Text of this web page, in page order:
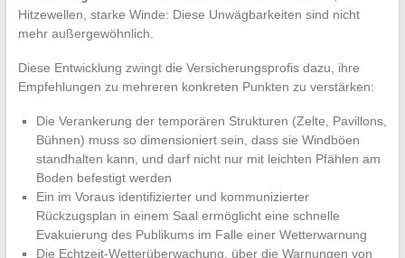
Hitzewellen, starke Winde: Diese Unwägbarkeiten sind nicht
mehr außergewöhnlich.
Diese Entwicklung zwingt die Versicherungsprofis dazu, ihre
Empfehlungen zu mehreren konkreten Punkten zu verstärken:
Die Verankerung der temporären Strukturen (Zelte, Pavillons,
Bühnen) muss so dimensioniert sein, dass sie Windböen
standhalten kann, und darf nicht nur mit leichten Pfählen am
Boden befestigt werden
Ein im Voraus identifizierter und kommunizierter
Rückzugsplan in einem Saal ermöglicht eine schnelle
Evakuierung des Publikums im Falle einer Wetterwarnung
Die Echtzeit-Wetterüberwachung, über die Warnungen von